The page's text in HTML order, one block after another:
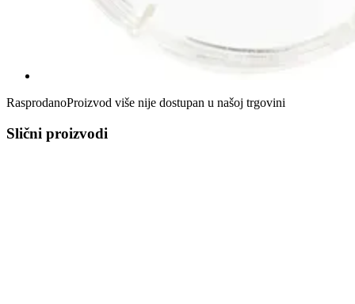
RasprodanoProizvod više nije dostupan u našoj trgovini
Slični proizvodi